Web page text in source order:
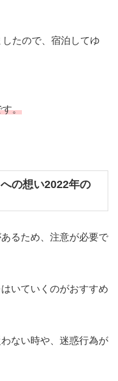
たので、宿泊してゆ
す。
の想い2022年の
るため、注意が必要で
いていくのがおすすめ
ない時や、迷惑行為が